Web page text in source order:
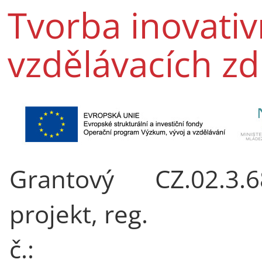
Tvorba
vzdělávacích
Grantový
projekt, reg.
č.: